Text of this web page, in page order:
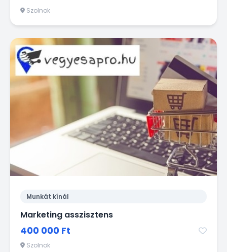
Szolnok
Munkát kínál
Marketing asszisztens
400 000 Ft
Szolnok